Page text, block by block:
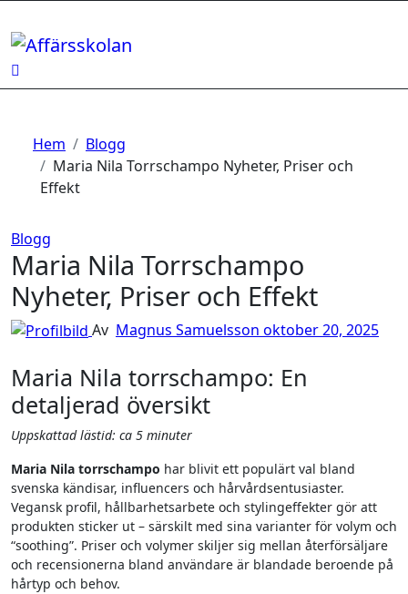
till
innehåll
Hem
Blogg
Maria Nila Torrschampo Nyheter, Priser och
Effekt
Blogg
Maria Nila Torrschampo
Nyheter, Priser och Effekt
Av Magnus Samuelsson oktober 20, 2025
Maria Nila torrschampo: En
detaljerad översikt
Uppskattad lästid: ca 5 minuter
Maria Nila torrschampo har blivit ett populärt val bland
svenska kändisar, influencers och hårvårdsentusiaster.
Vegansk profil, hållbarhetsarbete och stylingeffekter gör att
produkten sticker ut – särskilt med sina varianter för volym och
“soothing”. Priser och volymer skiljer sig mellan återförsäljare
och recensionerna bland användare är blandade beroende på
hårtyp och behov.